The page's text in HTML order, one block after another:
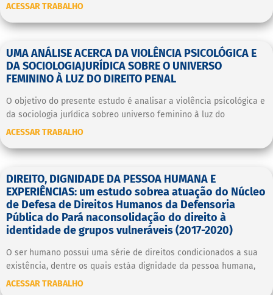
ACESSAR TRABALHO
UMA ANÁLISE ACERCA DA VIOLÊNCIA PSICOLÓGICA E
DA SOCIOLOGIAJURÍDICA SOBRE O UNIVERSO
FEMININO À LUZ DO DIREITO PENAL
O objetivo do presente estudo é analisar a violência psicológica e
da sociologia jurídica sobreo universo feminino à luz do
ACESSAR TRABALHO
DIREITO, DIGNIDADE DA PESSOA HUMANA E
EXPERIÊNCIAS: um estudo sobrea atuação do Núcleo
de Defesa de Direitos Humanos da Defensoria
Pública do Pará naconsolidação do direito à
identidade de grupos vulneráveis (2017-2020)
O ser humano possui uma série de direitos condicionados a sua
existência, dentre os quais estáa dignidade da pessoa humana,
ACESSAR TRABALHO